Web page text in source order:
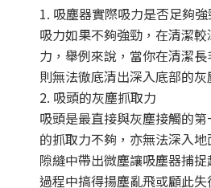
1. 吸塵器實際吸力是否足夠
吸力如果不夠強勁，在清潔
力，舉例來說，當你在清潔
則無法徹底清出深入底部的灰
2. 吸頭的灰塵抓取力
吸頭是最直接與灰塵接觸的
的抓取力不夠，亦無法深入
隙縫中帶出微塵讓吸塵器捕
過程中搞得揚塵亂飛或顧此失